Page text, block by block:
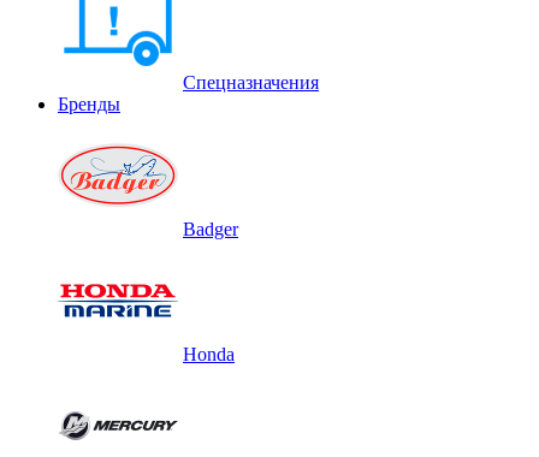
Спецназначения
Бренды
Badger
Honda